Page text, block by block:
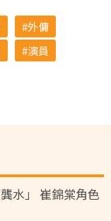
外傭
演員
水」 崔錦棠角色